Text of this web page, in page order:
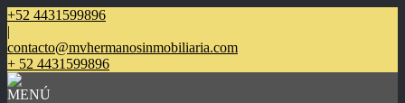
+52 4431599896
|
contacto@mvhermanosinmobiliaria.com
+ 52 4431599896
MENÚ